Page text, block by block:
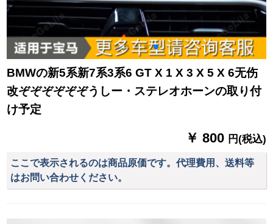
BMWの新5系新7系3系6 GT X 1 X 3 X 5 X 6无伤
改ぞぞぞぞぞぞうしー・ステレオホーンの取り付
け予定
￥ 800 円(税込)
ここで表示されるのは商品原価です。代理費用、送料等
はお問い合わせください。